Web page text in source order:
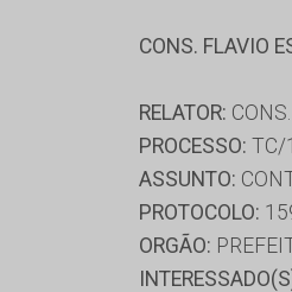
CONS. FLAVIO
RELATOR:
PROCESSO: TC/
ASSUNTO:
PROTOCOLO:
ORGÃO: